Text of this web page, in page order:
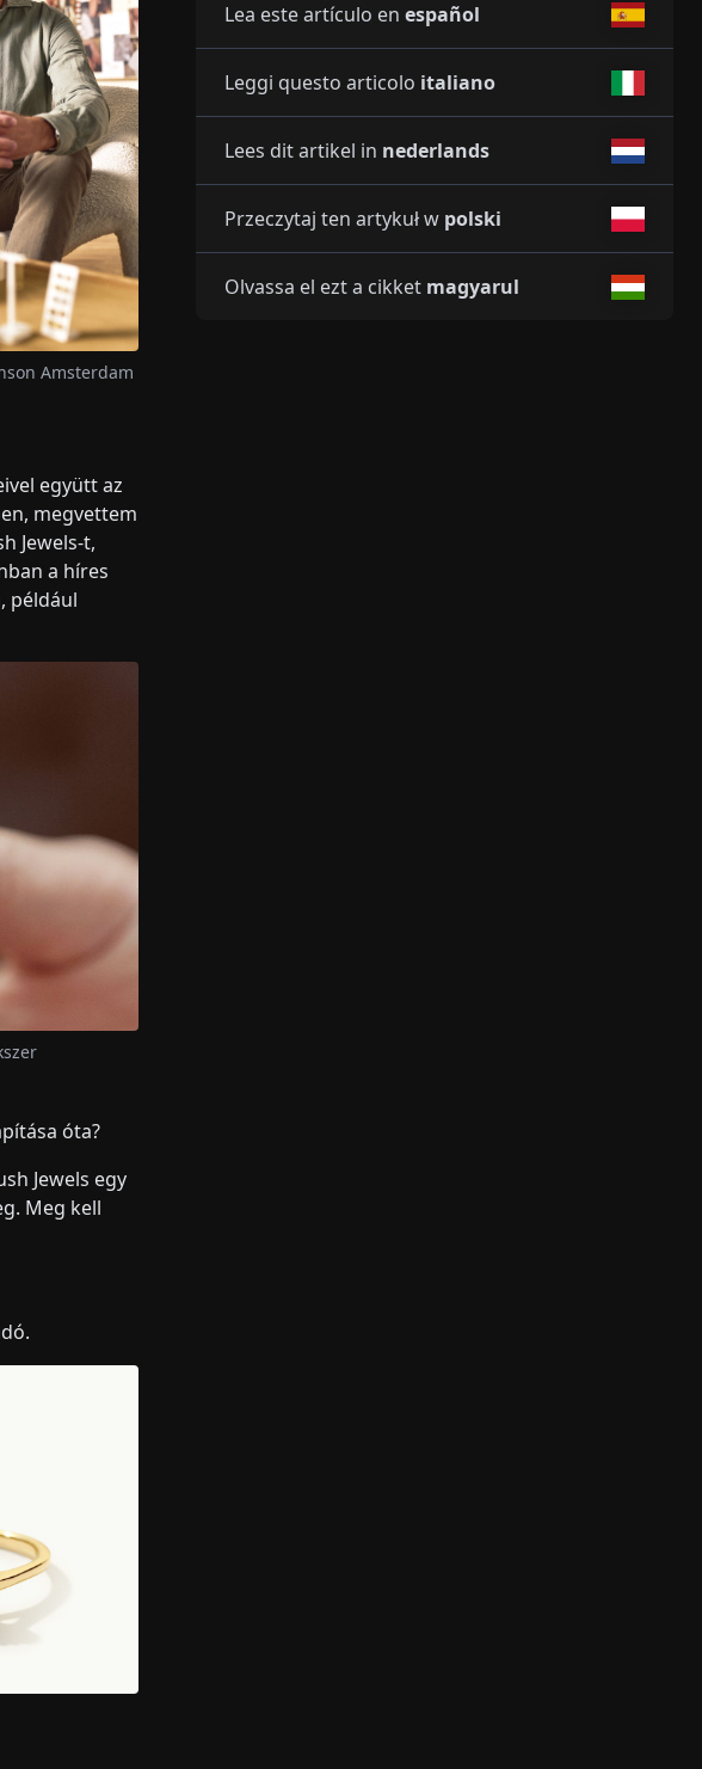
Amsterdam
együtt az
megvettem
Jewels-t,
a híres
például
óta?
Jewels egy
Meg kell
Lea este artículo en español
Leggi questo articolo italiano
Lees dit artikel in nederlands
Przeczytaj ten artykuł w polski
Olvassa el ezt a cikket magyarul